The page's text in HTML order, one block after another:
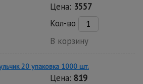
Цена: 3557
Кол-во
В корзину
20 упаковка 1000 шт.
Цена: 819